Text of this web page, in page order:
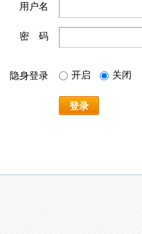
用户名
密 码
隐身登录 开启 关闭
登录